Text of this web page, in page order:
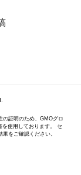
の証明のため、GMOグロ
を使用しております。 セ
をご確認ください。